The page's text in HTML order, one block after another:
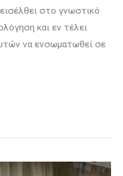
στο γνωστικό
και εν τέλει
να ενσωματωθεί σε